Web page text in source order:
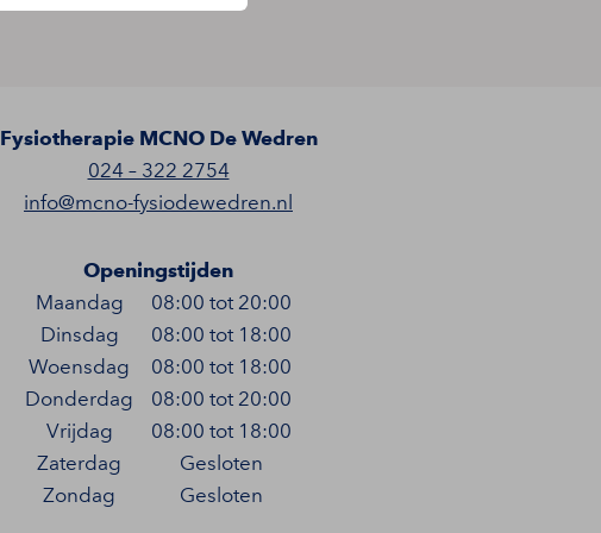
Fysiotherapie MCNO De Wedren
024 – 322 2754
info@mcno-fysiodewedren.nl
Openingstijden
Maandag
Dinsdag
Woensdag
Donderdag
Vrijdag
Zaterdag
Zondag
08:00 tot 20:00
08:00 tot 18:00
08:00 tot 18:00
08:00 tot 20:00
08:00 tot 18:00
Gesloten
Gesloten